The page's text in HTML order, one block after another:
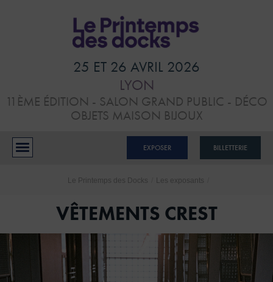
CONFÉRENCES
RÉSERVER MON STAND
ESPACE PRESSE
25 ET 26 AVRIL 2026
LYON
11ÈME ÉDITION - SALON GRAND PUBLIC - DÉCO
OBJETS MAISON BIJOUX
BILLETTERIE
EXPOSER
Le Printemps des Docks Les exposants
VÊTEMENTS CREST